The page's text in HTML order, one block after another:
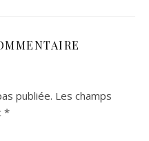
publiée. Les champs
*